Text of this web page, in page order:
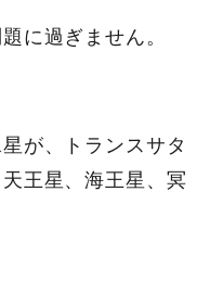
に過ぎません。
が、トランスサタ
王星、海王星、冥